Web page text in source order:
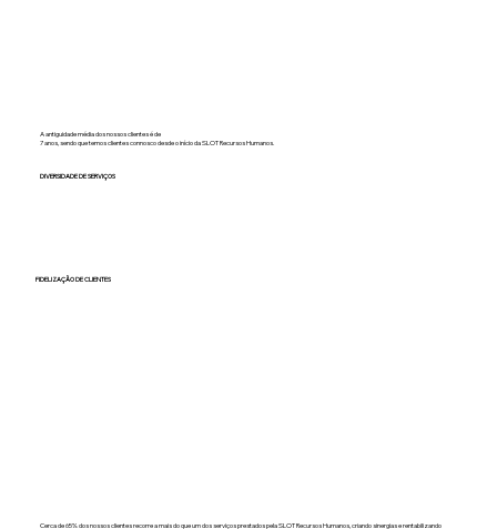
DIVERSIDADE DE SERVIÇOS
Cerca de 65% dos nossos clientes recorre a mais do que um dos serviços prestados pela SLOT Recursos Humanos, criando sinergias e rentabilizando
FIDELIZAÇÃO DE CLIENTES
A antiguidade média dos nossos clientes é de
7 anos, sendo que temos clientes connosco desde o início da SLOT Recursos Humanos.​